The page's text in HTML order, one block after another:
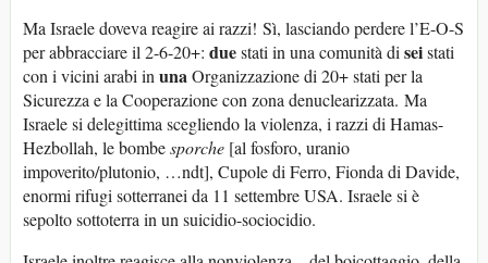
Ma Israele doveva reagire ai razzi! Sì, lasciando perdere l’E-O-S
per abbracciare il 2-6-20+: duestati in una comunità diseistati
con i vicini arabi inunaOrganizzazione di 20+ stati per la
Sicurezza e la Cooperazione con zona denuclearizzata. Ma
Israele si delegittima scegliendo la violenza, i razzi di Hamas-
Hezbollah, le bombesporche [al fosforo, uranio
impoverito/plutonio, …ndt], Cupole di Ferro, Fionda di Davide,
enormi rifugi sotterranei da 11 settembre USA. Israele si è
sepolto sottoterra in un suicidio-sociocidio.